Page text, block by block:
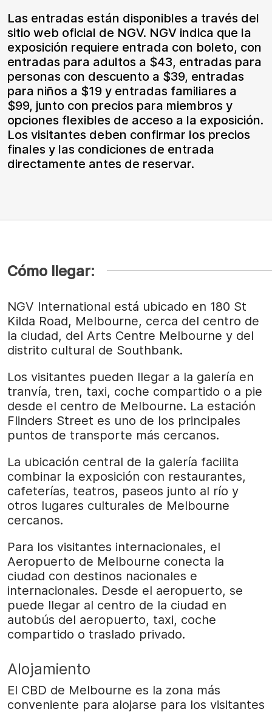
Las entradas están disponibles a través del
sitio web oficial de NGV. NGV indica que la
exposición requiere entrada con boleto, con
entradas para adultos a $43, entradas para
personas con descuento a $39, entradas
para niños a $19 y entradas familiares a
$99, junto con precios para miembros y
opciones flexibles de acceso a la exposición.
Los visitantes deben confirmar los precios
finales y las condiciones de entrada
directamente antes de reservar.
Cómo llegar:
NGV International está ubicado en 180 St
Kilda Road, Melbourne, cerca del centro de
la ciudad, del Arts Centre Melbourne y del
distrito cultural de Southbank.
Los visitantes pueden llegar a la galería en
tranvía, tren, taxi, coche compartido o a pie
desde el centro de Melbourne. La estación
Flinders Street es uno de los principales
puntos de transporte más cercanos.
La ubicación central de la galería facilita
combinar la exposición con restaurantes,
cafeterías, teatros, paseos junto al río y
otros lugares culturales de Melbourne
cercanos.
Para los visitantes internacionales, el
Aeropuerto de Melbourne conecta la
ciudad con destinos nacionales e
internacionales. Desde el aeropuerto, se
puede llegar al centro de la ciudad en
autobús del aeropuerto, taxi, coche
compartido o traslado privado.
Alojamiento
El CBD de Melbourne es la zona más
conveniente para alojarse para los visitantes